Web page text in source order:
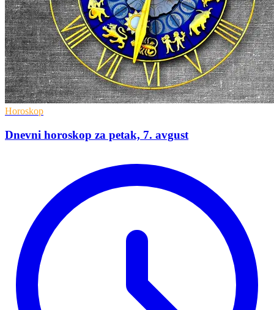
Horoskop
Dnevni horoskop za petak, 7. avgust